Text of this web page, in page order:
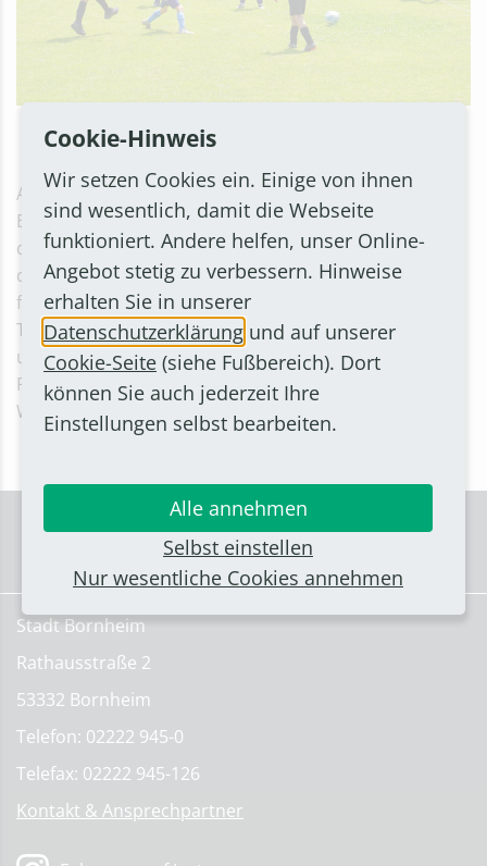
strahlendem Sonnenschein
Acht Jungen- und sieben Mädchenmannschaften der
Bornheimer Grundschulen spielen in diesem Jahr um
die begehrten Wanderpokale. Anpfiff ist um 9 Uhr und
die Siegerehrung ist gegen 13.30 Uhr geplant. Bei
freiem Eintritt erwartet Fußballfans ein spannendes
Turnier. Organisiert wird der Wettbewerb vom Schul-
und Sportamt der Stadt Bornheim. Da das Franz-
Farnschläder-Stadion aktuell saniert wird, finden die
Wettkämpfe diesmal in Hersel statt.
Stadt Bornheim
Rathausstraße 2
53332 Bornheim
Telefon: 02222 945-0
Telefax: 02222 945-126
Kontakt & Ansprechpartner
Cookie-Hinweis
Wir setzen Cookies ein. Einige von ihnen
sind wesentlich, damit die Webseite
funktioniert. Andere helfen, unser Online-
Angebot stetig zu verbessern. Hinweise
erhalten Sie in unserer
Datenschutzerklärung und auf unserer
Cookie-Seite (siehe Fußbereich). Dort
können Sie auch jederzeit Ihre
Einstellungen selbst bearbeiten.
Alle annehmen
Selbst einstellen
Nur wesentliche Cookies annehmen